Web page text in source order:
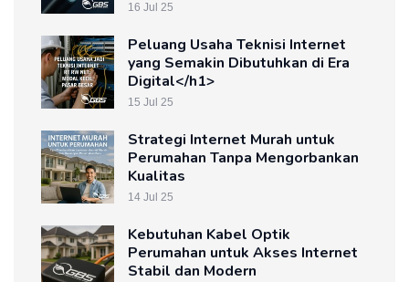
16 Jul 25
Peluang Usaha Teknisi Internet
yang Semakin Dibutuhkan di Era
Digital</h1>
15 Jul 25
Strategi Internet Murah untuk
Perumahan Tanpa Mengorbankan
Kualitas
14 Jul 25
Kebutuhan Kabel Optik
Perumahan untuk Akses Internet
Stabil dan Modern